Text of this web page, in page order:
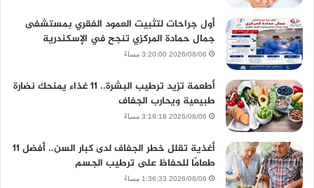
أول جراحات لتثبيت العمود الفقري بمستشفى
جمال حمادة المركزي تنجح في الإسكندرية
2026/08/06 3:20:00 مساءً
أطعمة تزيد ترطيب البشرة.. 11 غذاء يمنحك نضارة
طبيعية ويحارب الجفاف
2026/08/06 3:19:18 مساءً
أغذية تقلل خطر الجفاف لدى كبار السن.. أفضل 11
طعامًا للحفاظ على ترطيب الجسم
2026/08/06 1:36:33 مساءً